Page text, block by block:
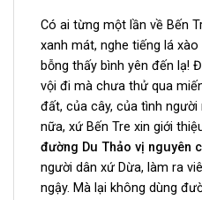
Có ai từng một lần về Bến
xanh mát, nghe tiếng lá
bỗng thấy bình yên đến lạ!
vội đi mà chưa thử qua
đất, của cây, của tình
nữa, xứ Bến Tre xin giới
đường Du Thảo vị nguyên
người dân xứ Dừa, làm ra
ngậy. Mà lại không dùng